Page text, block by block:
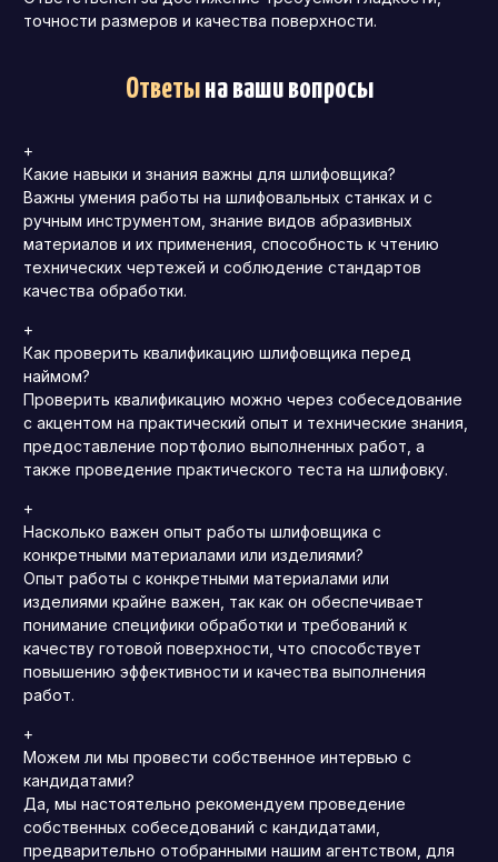
точности размеров и качества поверхности.
Ответына ваши вопросы
+
Какие навыки и знания важны для шлифовщика?
Важны умения работы на шлифовальных станках и с
ручным инструментом, знание видов абразивных
материалов и их применения, способность к чтению
технических чертежей и соблюдение стандартов
качества обработки.
+
Как проверить квалификацию шлифовщика перед
наймом?
Проверить квалификацию можно через собеседование
с акцентом на практический опыт и технические знания,
предоставление портфолио выполненных работ, а
также проведение практического теста на шлифовку.
+
Насколько важен опыт работы шлифовщика с
конкретными материалами или изделиями?
Опыт работы с конкретными материалами или
изделиями крайне важен, так как он обеспечивает
понимание специфики обработки и требований к
качеству готовой поверхности, что способствует
повышению эффективности и качества выполнения
работ.
+
Можем ли мы провести собственное интервью с
кандидатами?
Да, мы настоятельно рекомендуем проведение
собственных собеседований с кандидатами,
предварительно отобранными нашим агентством, для